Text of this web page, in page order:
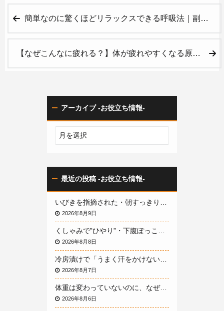
簡単なのに驚くほどリラックスできる呼吸法｜副交感神経を高めて心を整える
【なぜこんなに疲れる？】体が疲れやすくなる原因と今日からできる改善習慣
アーカイブ -お役立ち情報-
最近の投稿 -お役立ち情報-
2026年8月9日
2026年8月8日
2026年8月7日
体重は変わっていないのに、なぜ体型だけ老けていく？——“隠れ肥満”のサインと、体重計に頼らず体を変える方法
2026年8月6日